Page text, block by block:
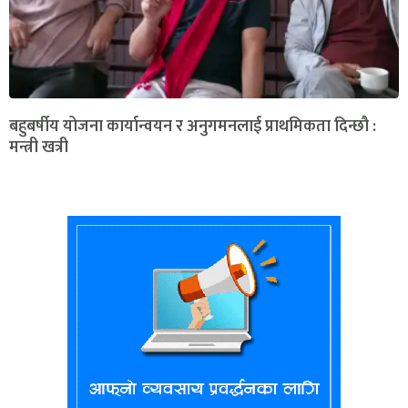
बहुबर्षीय योजना कार्यान्वयन र अनुगमनलाई प्राथमिकता दिन्छौ :
मन्त्री खत्री